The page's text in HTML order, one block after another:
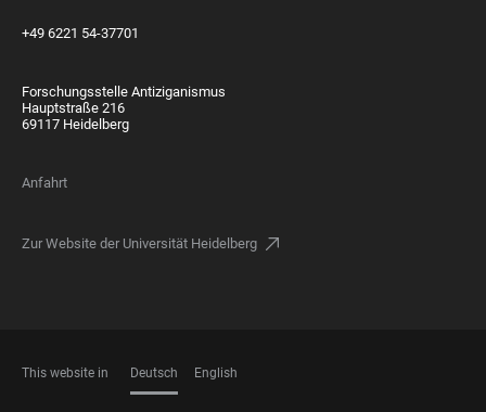
+49 6221 54-37701
Forschungsstelle Antiziganismus
Hauptstraße 216
69117 Heidelberg
Anfahrt
Zur Website der Universität Heidelberg
This website in Deutsch English